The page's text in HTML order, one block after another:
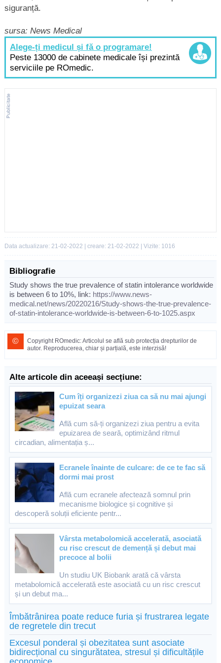
siguranță.
sursa: News Medical
Alege-ți medicul și fă o programare!
Peste 13000 de cabinete medicale își prezintă
serviciile pe ROmedic.
Data actualizare: 21-02-2022 | creare: 21-02-2022 | Vizite: 1016
Bibliografie
Study shows the true prevalence of statin intolerance worldwide
is between 6 to 10%, link: https://www.news-
medical.net/news/20220216/Study-shows-the-true-prevalence-
of-statin-intolerance-worldwide-is-between-6-to-1025.aspx
©
Copyright ROmedic: Articolul se află sub protecția drepturilor de
autor. Reproducerea, chiar și parțială, este interzisă!
Alte articole din aceeași secțiune:
Cum îți organizezi ziua ca să nu mai ajungi
epuizat seara
Află cum să-ți organizezi ziua pentru a evita
epuizarea de seară, optimizând ritmul
circadian, alimentația ș...
Ecranele înainte de culcare: de ce te fac să
dormi mai prost
Află cum ecranele afectează somnul prin
mecanisme biologice și cognitive și
descoperă soluții eficiente pentr...
Vârsta metabolomică accelerată, asociată
cu risc crescut de demență și debut mai
precoce al bolii
Un studiu UK Biobank arată că vârsta
metabolomică accelerată este asociată cu un risc crescut
și un debut ma...
Îmbătrânirea poate reduce furia și frustrarea legate
de regretele din trecut
Excesul ponderal și obezitatea sunt asociate
bidirecțional cu singurătatea, stresul și dificultățile